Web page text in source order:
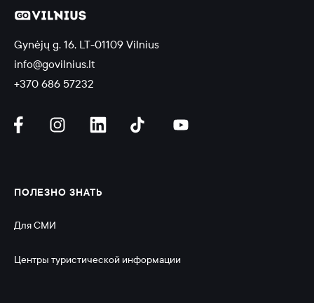
Gynėjų g. 16, LT-01109 Vilnius
info@govilnius.lt
+370 686 57232
ПОЛЕЗНО ЗНАТЬ
Для СМИ
Центры туристической информации